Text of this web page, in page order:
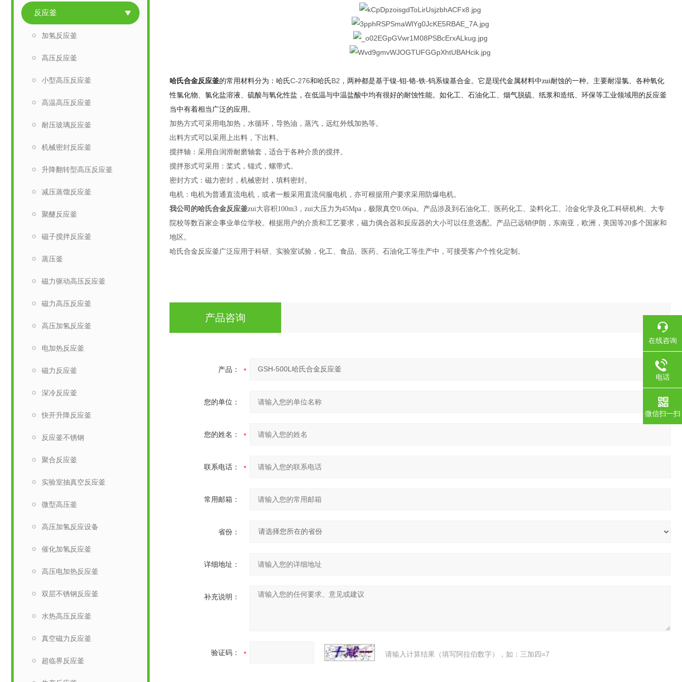
反应釜
加氢反应釜
高压反应釜
小型高压反应釜
高温高压反应釜
耐压玻璃反应釜
机械密封反应釜
升降翻转型高压反应釜
减压蒸馏反应釜
聚醚反应釜
磁子搅拌反应釜
蒸压釜
磁力驱动高压反应釜
磁力高压反应釜
高压加氢反应釜
电加热反应釜
磁力反应釜
深冷反应釜
快开升降反应釜
反应釜不锈钢
聚合反应釜
实验室抽真空反应釜
微型高压釜
高压加氢反应设备
催化加氢反应釜
高压电加热反应釜
双层不锈钢反应釜
水热高压反应釜
真空磁力反应釜
超临界反应釜
哈氏合金反应釜的常用材料分为：哈氏C-276和哈氏B2 ，两种都是基于镍-钼-铬-铁-钨系镍基合金。它是现代金属材料中zui耐蚀的一种。主要耐湿氯、各种氧化
性氯化物、氯化盐溶液、硫酸与氧化性盐，在低温与中温盐酸中均有很好的耐蚀性能。如化工、石油化工、烟气脱硫、纸浆和造纸、环保等工业领域用的反应釜
当中有着相当广泛的应用。
加热方式可采用电加热，水循环，导热油，蒸汽，远红外线加热等。
出料方式可以采用上出料，下出料。
搅拌轴：采用自润滑耐磨轴套，适合于各种介质的搅拌。
搅拌形式可采用：桨式，锚式，螺带式。
密封方式：磁力密封，机械密封，填料密封。
电机：电机为普通直流电机，或者一般采用直流伺服电机，亦可根据用户要求采用防爆电机。
我公司的哈氏合金反应釜zui大容积100m3 ，zui大压力为45Mpa ，极限真空0.06pa。产品涉及到石油化工、医药化工、染料化工、冶金化学及化工科研机构、大专
院校等数百家企事业单位学校。根据用户的介质和工艺要求，磁力偶合器和反应器的大小可以任意选配。产品已远销伊朗，东南亚，欧洲，美国等20多个国家和
地区。
哈氏合金反应釜广泛应用于科研、实验室试验，化工、食品、医药、石油化工等生产中，可接受客户个性化定制。
产品咨询
产品：
您的单位：
您的姓名：
联系电话：
常用邮箱：
省份：
详细地址：
补充说明：
验证码： 请输入计算结果（填写阿拉伯数字），如：三加四=7
在线咨询
电话
微信扫一扫